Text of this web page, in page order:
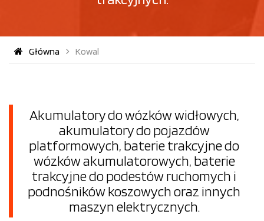
Główna Kowal
Akumulatory do wózków widłowych,
akumulatory do pojazdów
platformowych, baterie trakcyjne do
wózków akumulatorowych, baterie
trakcyjne do podestów ruchomych i
podnośników koszowych oraz innych
maszyn elektrycznych.